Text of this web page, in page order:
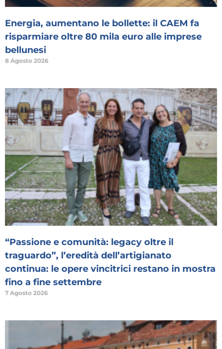
Energia, aumentano le bollette: il CAEM fa
risparmiare oltre 80 mila euro alle imprese
bellunesi
8 Agosto 2026
“Passione e comunità: legacy oltre il
traguardo”, l’eredità dell’artigianato
continua: le opere vincitrici restano in mostra
fino a fine settembre
7 Agosto 2026